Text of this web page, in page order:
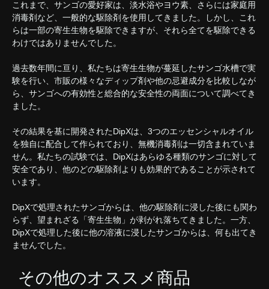
これまで、サンゴの愛好家は、淡水浴やヨウ素、さらには家庭用
消毒剤など、一般的な駆除剤を使用してきました。しかし、これ
らは一部の寄生生物を駆除できますが、それら全てを駆除できる
わけではありませんでした。
過去数年間に亘り、私たちは寄生生物が蔓延したサンゴ水槽で実
験を行い、市販の様々なディップ剤や他の忌避成分を比較しなが
ら、サンゴへの有効性と総合的な安全性の両面について調べてき
ました。
その結果を基に開発されたDipXは、3つのエッセンシャルオイル
を独自に配合して作られており、無機消毒剤は一切含まれていま
せん。私たちの試験では、DipXはあらゆる種類のサンゴに対して
安全であり、他のどの駆除剤よりも効果的であることが示されて
います。
DipXで処理されたサンゴからは、他の駆除剤に浸した後にも関わ
らず、望まれざる「寄生生物」が剥がれ落ちてきました。一方、
DipXで処理した後に他の溶液に浸したサンゴからは、何も出てき
ませんでした。
その他のオススメ商品